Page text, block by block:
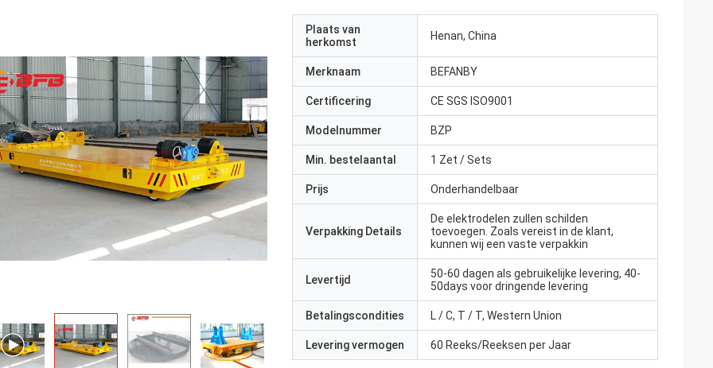
Plaats van
herkomst
Henan, China
Merknaam BEFANBY
Certificering CE SGS ISO9001
Modelnummer BZP
Min. bestelaantal 1 Zet / Sets
Prijs Onderhandelbaar
Verpakking Details
De elektrodelen zullen schilden
toevoegen. Zoals vereist in de klant,
kunnen wij een vaste verpakkin
Levertijd
50-60 dagen als gebruikelijke levering, 40-
50days voor dringende levering
Betalingscondities L / C, T / T, Western Union
Levering vermogen 60 Reeks/Reeksen per Jaar